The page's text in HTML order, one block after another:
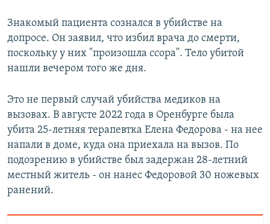
Знакомый пациента сознался в убийстве на
допросе. Он заявил, что избил врача до смерти,
поскольку у них "произошла ссора". Тело убитой
нашли вечером того же дня.
Это не первый случай убийства медиков на
вызовах. В августе 2022 года в Оренбурге была
убита 25-летняя терапевтка Елена Федорова - на нее
напали в доме, куда она приехала на вызов. По
подозрению в убийстве был задержан 28-летний
местный житель - он нанес Федоровой 30 ножевых
ранений.